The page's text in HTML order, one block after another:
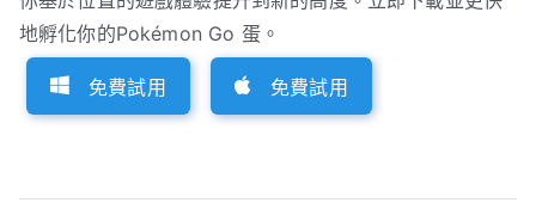
地孵化你的Pokémon Go 蛋。
免費試用 免費試用